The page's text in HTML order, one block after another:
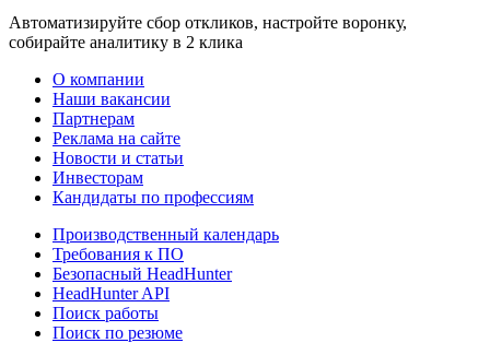
Автоматизируйте сбор откликов, настройте воронку,
собирайте аналитику в 2 клика
О компании
Наши вакансии
Партнерам
Реклама на сайте
Новости и статьи
Инвесторам
Кандидаты по профессиям
Производственный календарь
Требования к ПО
Безопасный HeadHunter
HeadHunter API
Поиск работы
Поиск по резюме